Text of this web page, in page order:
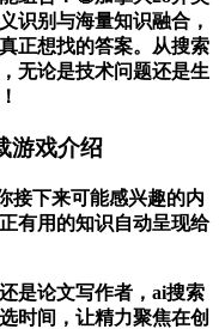
识别与海量知识融合，
正想找的答案。从搜索
无论是技术问题还是生
游戏介绍
接下来可能感兴趣的内
有用的知识自动呈现给
是论文写作者，ai搜索
时间，让精力聚焦在创